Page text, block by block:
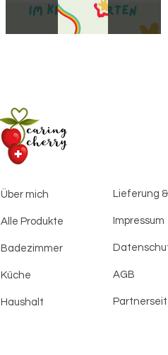
Über mich
Alle Produkte
Badezimmer
Küche
Haushalt
Lieferung
Impressum
AGB